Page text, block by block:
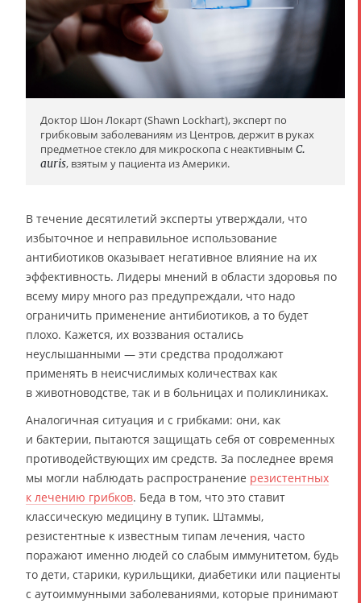
Доктор Шон Локарт (Shawn Lockhart), эксперт по
грибковым заболеваниям из Центров, держит в руках
предметное стекло для микроскопа с неактивным C.
auris, взятым у пациента из Америки.
В течение десятилетий эксперты утверждали, что
избыточное и неправильное использование
антибиотиков оказывает негативное влияние на их
эффективность. Лидеры мнений в области здоровья по
всему миру много раз предупреждали, что надо
ограничить применение антибиотиков, а то будет
плохо. Кажется, их воззвания остались
неуслышанными — эти средства продолжают
применять в неисчислимых количествах как
в животноводстве, так и в больницах и поликлиниках.
Аналогичная ситуация и с грибками: они, как
и бактерии, пытаются защищать себя от современных
противодействующих им средств. За последнее время
мы могли наблюдать распространение резистентных
к лечению грибков. Беда в том, что это ставит
классическую медицину в тупик. Штаммы,
резистентные к известным типам лечения, часто
поражают именно людей со слабым иммунитетом, будь
то дети, старики, курильщики, диабетики или пациенты
с аутоиммунными заболеваниями, которые принимают